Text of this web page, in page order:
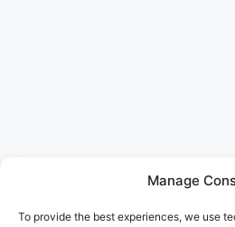
Manage
To provide the best experiences, we use